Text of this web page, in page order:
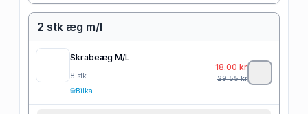
2 stk æg m/l
Skrabeæg M/L
8 stk
Bilka
18.00 kr
29.55kr